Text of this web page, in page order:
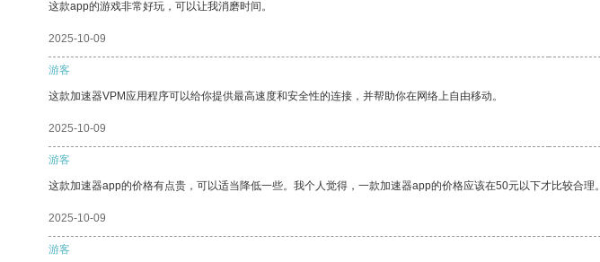
这款app的游戏非常好玩，可以让我消磨时间。
2025-10-09
游客
这款加速器VPM应用程序可以给你提供最高速度和安全性的连接，并帮助你在网络上自由移动。
2025-10-09
游客
这款加速器app的价格有点贵，可以适当降低一些。我个人觉得，一款加速器app的价格应该在50元以下才比较合理。
2025-10-09
游客